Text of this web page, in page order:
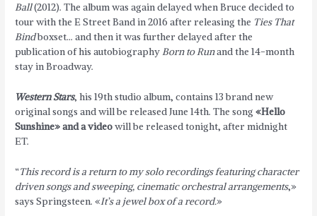
Ball(2012). The album was again delayed when Bruce decided to
tour with the E Street Band in 2016 after releasing the Ties That
Bindboxset… and then it was further delayed after the
publication of his autobiographyBorn to Runand the 14-month
stay in Broadway.
Western Stars, his 19th studio album, contains 13 brand new
original songs and will be released June 14th. The song«Hello
Sunshine» and a videowill be released tonight, after midnight
ET.
“This record is a return to my solo recordings featuring character
driven songs and sweeping, cinematic orchestral arrangements,»
says Springsteen. «It’s a jewel box of a record.»